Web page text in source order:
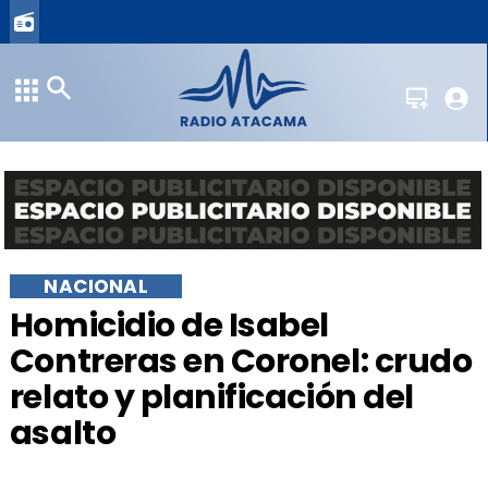
Homicidio de Isabel
Contreras en Coronel: crudo
relato y planificación del
asalto
NACIONAL